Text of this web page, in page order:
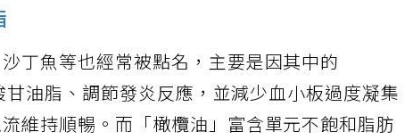
丁魚等也經常被點名，主要是因其中的
油脂、調節發炎反應，並減少血小板過度凝集